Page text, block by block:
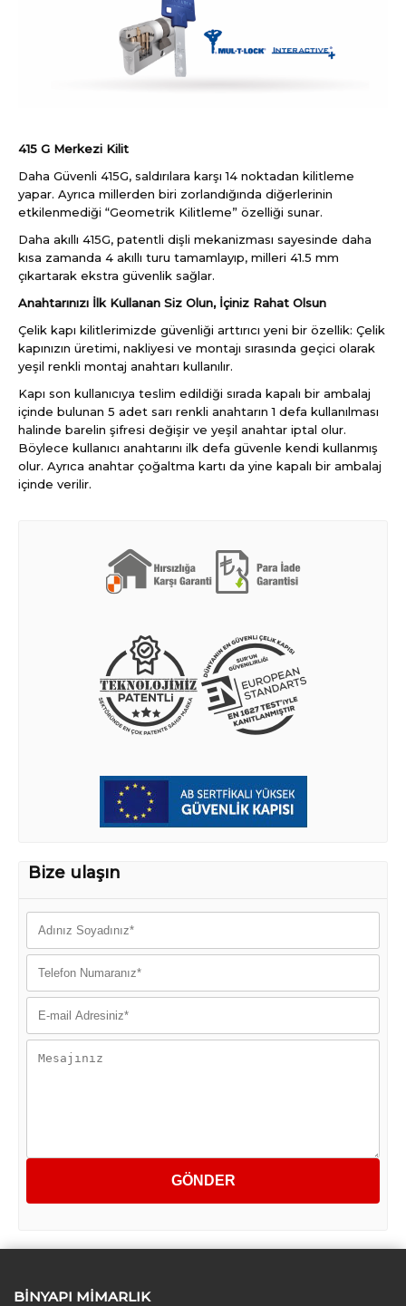
415 G Merkezi Kilit
Daha Güvenli 415G, saldırılara karşı 14 noktadan kilitleme
yapar. Ayrıca millerden biri zorlandığında diğerlerinin
etkilenmediği “Geometrik Kilitleme” özelliği sunar.
Daha akıllı 415G, patentli dişli mekanizması sayesinde daha
kısa zamanda 4 akıllı turu tamamlayıp, milleri 41.5 mm
çıkartarak ekstra güvenlik sağlar.
Anahtarınızı İlk Kullanan Siz Olun, İçiniz Rahat Olsun
Çelik kapı kilitlerimizde güvenliği arttırıcı yeni bir özellik: Çelik
kapınızın üretimi, nakliyesi ve montajı sırasında geçici olarak
yeşil renkli montaj anahtarı kullanılır.
Kapı son kullanıcıya teslim edildiği sırada kapalı bir ambalaj
içinde bulunan 5 adet sarı renkli anahtarın 1 defa kullanılması
halinde barelin şifresi değişir ve yeşil anahtar iptal olur.
Böylece kullanıcı anahtarını ilk defa güvenle kendi kullanmış
olur. Ayrıca anahtar çoğaltma kartı da yine kapalı bir ambalaj
içinde verilir.
Bize ulaşın
BINYAPI MIMARLIK